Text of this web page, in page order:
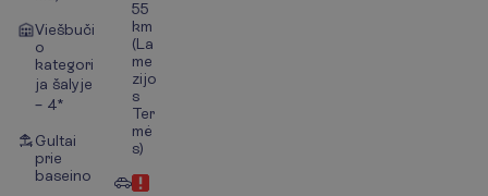
Viešbuči
o
kategori
ja šalyje
– 4*
Gultai
prie
baseino
55
km
(La
me
zijo
s
Ter
mė
s)